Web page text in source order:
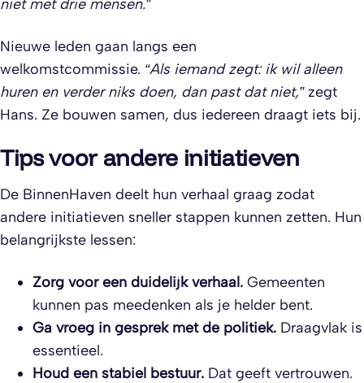
niet met drie mensen.”
Nieuwe leden gaan langs een
welkomstcommissie. “Als iemand zegt: ik wil alleen
huren en verder niks doen, dan past dat niet,”zegt
Hans. Ze bouwen samen, dus iedereen draagt iets bij.
Tips voor andere initiatieven
De BinnenHaven deelt hun verhaal graag zodat
andere initiatieven sneller stappen kunnen zetten. Hun
belangrijkste lessen:
Zorg voor een duidelijk verhaal. Gemeenten
kunnen pas meedenken als je helder bent.
Ga vroeg in gesprek met de politiek. Draagvlak is
essentieel.
Houd een stabiel bestuur. Dat geeft vertrouwen.